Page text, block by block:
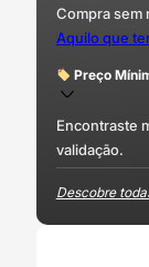
Compra sem
Aquilo que
Preço
Encontraste
validação.
Descobre